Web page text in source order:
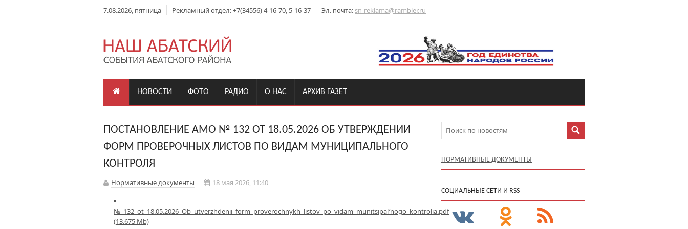
7.08.2026, пятница Рекламный отдел: +7(34556) 4-16-70, 5-16-37 Эл. почта: sn-reklama@rambler.ru
НОВОСТИ ФОТО РАДИО О НАС АРХИВ ГАЗЕТ
ПОСТАНОВЛЕНИЕ АМО № 132 ОТ 18.05.2026 ОБ УТВЕРЖДЕНИИ
ФОРМ ПРОВЕРОЧНЫХ ЛИСТОВ ПО ВИДАМ МУНИЦИПАЛЬНОГО
КОНТРОЛЯ
Нормативные документы 18 мая 2026, 11:40
№_132_ot_18.05.2026_Ob_utverzhdenii_form_proverochnykh_listov_po_vidam_munitsipal′nogo_kontrolia.pdf
(13.675 Mb)
НОРМАТИВНЫЕ ДОКУМЕНТЫ
CОЦИАЛЬНЫЕ СЕТИ И RSS